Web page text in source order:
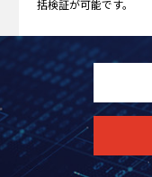
括検証が可能です。